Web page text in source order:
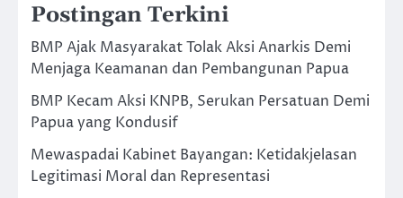
Postingan Terkini
BMP Ajak Masyarakat Tolak Aksi Anarkis Demi
Menjaga Keamanan dan Pembangunan Papua
BMP Kecam Aksi KNPB, Serukan Persatuan Demi
Papua yang Kondusif
Mewaspadai Kabinet Bayangan: Ketidakjelasan
Legitimasi Moral dan Representasi